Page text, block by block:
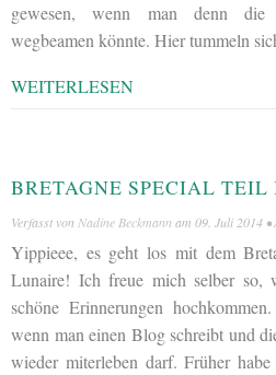
gewesen, wenn man denn die
wegbeamen könnte. Hier tummeln
WEITERLESEN
BRETAGNE SPECIAL
Verfasst von Nadine Beckmann am 09. Juli 2014 •
Yippieee, es geht los mit dem
Lunaire! Ich freue mich selber
schöne Erinnerungen
wenn man einen Blog schreibt und
wieder miterleben darf. Früher